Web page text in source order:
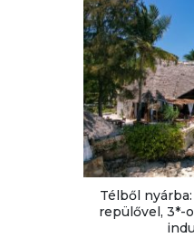
Télből
repülővel, 3*-